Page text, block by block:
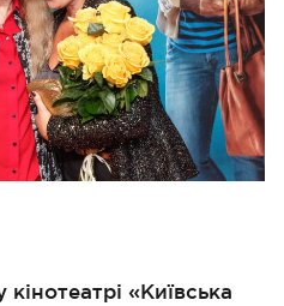
«Київська